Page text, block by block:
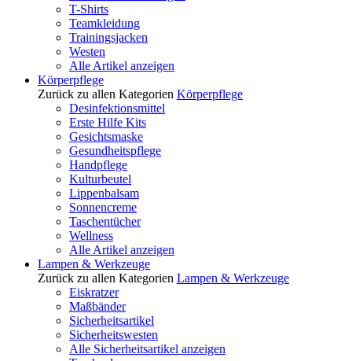
T-Shirts
Teamkleidung
Trainingsjacken
Westen
Alle Artikel anzeigen
Körperpflege
Zurück zu allen Kategorien Körperpflege
Desinfektionsmittel
Erste Hilfe Kits
Gesichtsmaske
Gesundheitspflege
Handpflege
Kulturbeutel
Lippenbalsam
Sonnencreme
Taschentücher
Wellness
Alle Artikel anzeigen
Lampen & Werkzeuge
Zurück zu allen Kategorien Lampen & Werkzeuge
Eiskratzer
Maßbänder
Sicherheitsartikel
Sicherheitswesten
Alle Sicherheitsartikel anzeigen